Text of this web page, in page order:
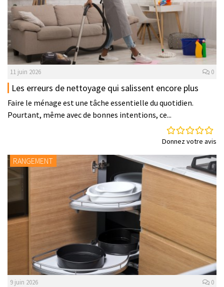
11 juin 2026 0
Les erreurs de nettoyage qui salissent encore plus
Faire le ménage est une tâche essentielle du quotidien.
Pourtant, même avec de bonnes intentions, ce...
Donnez votre avis
RANGEMENT
9 juin 2026 0